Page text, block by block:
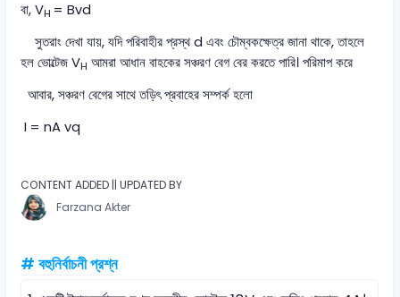
বা, VH = Bvd
সুতরাং দেখা যায়, যদি পরিবাহীর প্রস্থ d এবং চৌম্বকক্ষেত্র জানা থাকে, তাহলে
হল ভোল্টেজ VH আমরা আধান বাহকের সঞ্চরণ বেগ বের করতে পারি। পরিমাপ করে
আবার, সঞ্চরণ বেগের সাথে তড়িৎ প্রবাহের সম্পর্ক হলো
I = nA vq
CONTENT ADDED || UPDATED BY
Farzana Akter
# বহুনির্বাচনী প্রশ্ন